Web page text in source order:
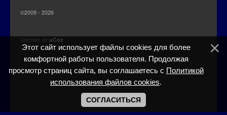
©2009 - 2026
Хостинг от uCoz
Этот сайт использует файлы cookies для более
комфортной работы пользователя. Продолжая
просмотр страниц сайта, вы соглашаетесь с Политикой
использования файлов cookies.
СОГЛАСИТЬСЯ